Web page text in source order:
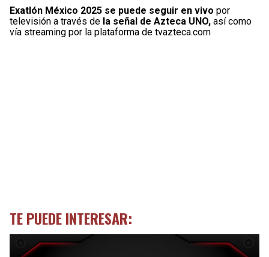
Exatlón México 2025 se puede seguir en vivo por
televisión a través de la señal de Azteca UNO, así como
vía streaming por la plataforma de tvazteca.com
TE PUEDE INTERESAR: